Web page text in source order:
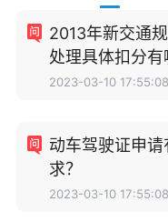
2013年新交通
处理具体扣分有
2023-03-10 17:55:08
动车驾驶证申
求？
2023-03-10 17:55:08